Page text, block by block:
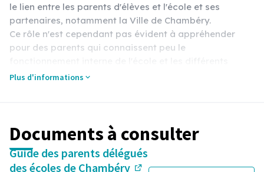
le lien entre les parents d'élèves et l'école et ses
partenaires, notamment la Ville de Chambéry.
Ce rôle n'est cependant pas évident à appréhender
pour des parents qui connaissent peu le
acteurs intervenant. Face à ce constat et pour
🙋‍♀️ Préciser le rôle et les missions des parents délégués
;
📝 Expliquer le fonctionnement du conseil d'école,
principale instance dans laquelle ils sont amenés à
Plus d'informations
Documents à consulter
Guide des parents délégués
des écoles de Chambéry